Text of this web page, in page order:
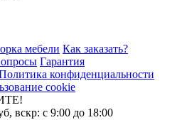
мебели Как заказать?
Гарантия
конфиденциальности
cookie
вскр: с 9:00 до 18:00